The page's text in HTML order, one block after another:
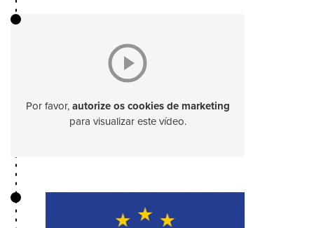
Por favor, autorize os cookies de marketing
para visualizar este vídeo.